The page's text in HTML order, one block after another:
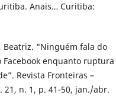
Anais… Curitiba:
Beatriz. “Ninguém fala do
enquanto ruptura
Revista Fronteiras –
21, n. 1, p. 41-50, jan./abr.